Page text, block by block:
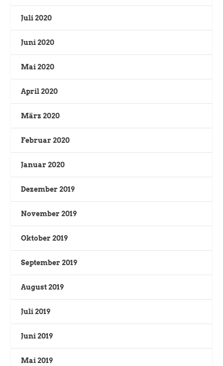
Juli 2020
Juni 2020
Mai 2020
April 2020
März 2020
Februar 2020
Januar 2020
Dezember 2019
November 2019
Oktober 2019
September 2019
August 2019
Juli 2019
Juni 2019
Mai 2019